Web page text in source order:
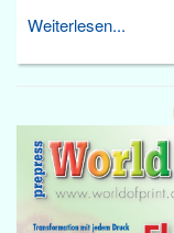
Weiterlesen...